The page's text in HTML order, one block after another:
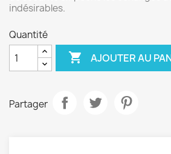
indésirables.
Quantité
 AJOUTER AU
Partager